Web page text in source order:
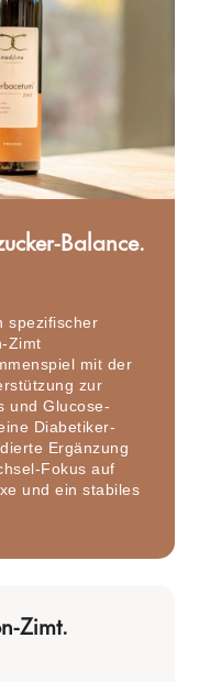
Balance.
spezifischer
Zimt
mit der
zur
und Glucose-
Diabetiker-
Ergänzung
Fokus auf
und ein stabiles
Zimt.